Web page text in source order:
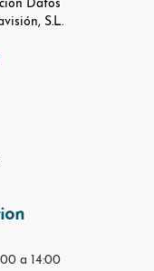
Datos
S.L.
a 14:00